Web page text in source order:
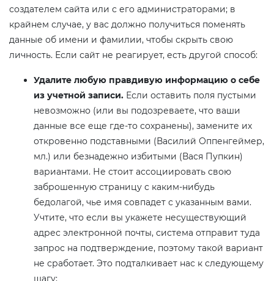
создателем сайта или с его администраторами; в
крайнем случае, у вас должно получиться поменять
данные об имени и фамилии, чтобы скрыть свою
личность. Если сайт не реагирует, есть другой способ:
Удалите любую правдивую информацию о себе
из учетной записи. Если оставить поля пустыми
невозможно (или вы подозреваете, что ваши
данные все еще где-то сохранены), замените их
откровенно подставными (Василий Оппенгеймер,
мл.) или безнадежно избитыми (Вася Пупкин)
вариантами. Не стоит ассоциировать свою
заброшенную страницу с каким-нибудь
бедолагой, чье имя совпадет с указанным вами.
Учтите, что если вы укажете несуществующий
адрес электронной почты, система отправит туда
запрос на подтверждение, поэтому такой вариант
не сработает. Это подталкивает нас к следующему
шагу;